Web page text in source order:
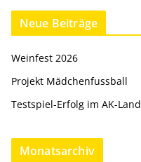
Neue Beiträge
Weinfest 2026
Projekt Mädchenfussball
Testspiel-Erfolg im AK-Land
Monatsarchiv